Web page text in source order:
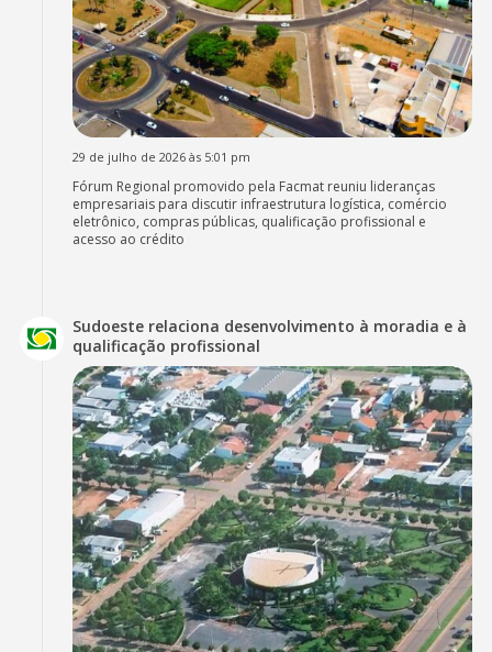
29 de julho de 2026 às 5:01 pm
Fórum Regional promovido pela Facmat reuniu lideranças
empresariais para discutir infraestrutura logística, comércio
eletrônico, compras públicas, qualificação profissional e
acesso ao crédito
Sudoeste relaciona desenvolvimento à moradia e à
qualificação profissional